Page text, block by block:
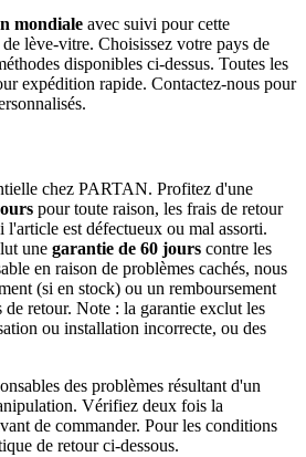
mondiale avec suivi pour cette
lève-vitre. Choisissez votre pays de
disponibles ci-dessus. Toutes les
expédition rapide. Contactez-nous pour
chez PARTAN. Profitez d'une
pour toute raison, les frais de retour
l'article est défectueux ou mal assorti.
une garantie de 60 jours contre les
en raison de problèmes cachés, nous
(si en stock) ou un remboursement
retour. Note : la garantie exclut les
ou installation incorrecte, ou des
des problèmes résultant d'un
Vérifiez deux fois la
de commander. Pour les conditions
de retour ci-dessous.